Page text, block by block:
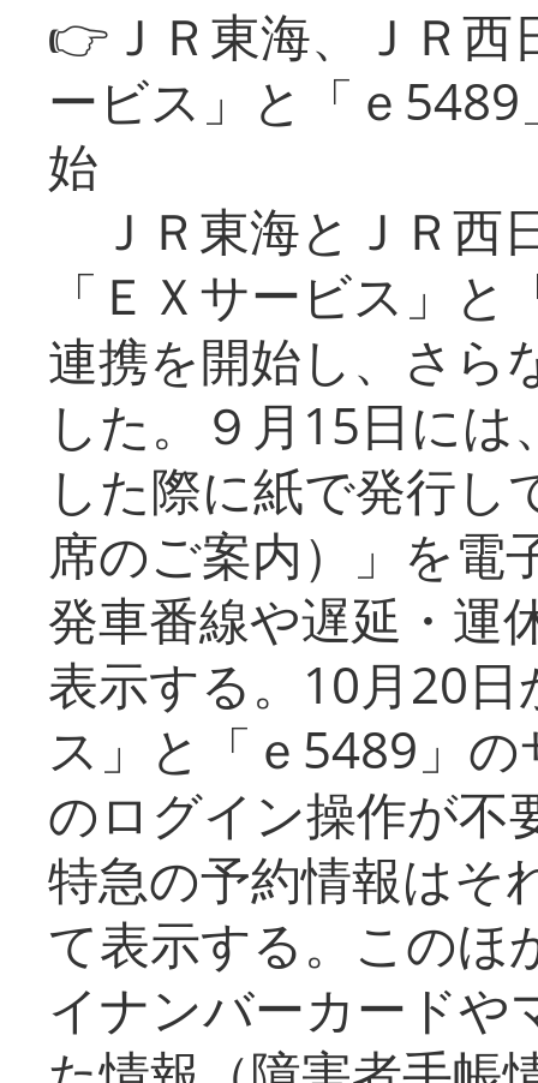
👉ＪＲ東海、ＪＲ
ービス」と「ｅ
始
ＪＲ東海とＪＲ西
「ＥＸサービス」
連携を開始し、さら
した。９月15日に
した際に紙で発行し
席のご案内）」を電
発車番線や遅延・運
表示する。10月20
ス」と「ｅ5489」
のログイン操作が不
特急の予約情報はそ
て表示する。このほ
イナンバーカードや